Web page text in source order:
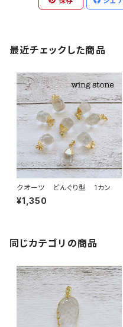
最近チェックした商品
クオーツ どんぐり型 1カン
¥1,350
同じカテゴリの商品